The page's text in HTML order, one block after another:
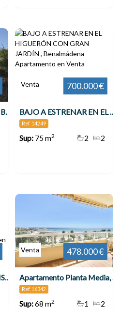
Apartamento Planta Baja, Benalmadena
Venta 700.000 €
BAJO A ESTRENAR EN EL HIGUERÓN CON GRAN JARDÍN , Benalmádena
Ref. 14249
Sup:75 m2 2
2
GRAN TERRAZA CON VISTAS AL MAR 3 DORMITORIOS TORREQUEBRADA!! , Benalmádena
Venta 478.000 €
Apartamento Planta Media, Benalmadena
Ref. 16342
Sup:68 m2 2
1